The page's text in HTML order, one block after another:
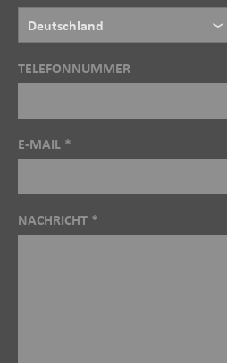
TELEFONNUMMER
E-MAIL *
NACHRICHT *